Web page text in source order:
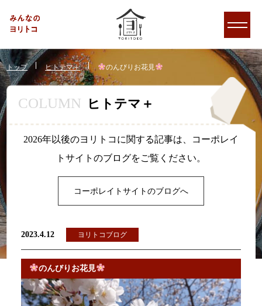
トップ ヒトテマ＋ のんびりお花見
COLUMN ヒトテマ＋
2026年以後のヨリトコに関する記事は、コーポレイ
トサイトのブログをご覧ください。
コーポレイトサイトのブログへ
2023.4.12 ヨリトコブログ
のんびりお花見